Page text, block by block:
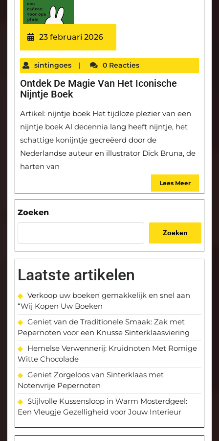
23 februari 2026
sintingoes | 0 Reacties
Ontdek De Magie Van Het Iconische
Nijntje Boek
Artikel: nijntje boek Het tijdloze plezier van een
nijntje boek Al decennia lang heeft nijntje, het
schattige konijntje gecreëerd door de
Nederlandse auteur en illustrator Dick Bruna, de
harten van
Lees Meer
Zoeken
Zoeken
Laatste artikelen
Verkoop uw boeken gemakkelijk en snel aan
“Wij Kopen Uw Boeken
Geniet van de Traditionele Smaak: Zak met
Pepernoten voor een Knusse Sinterklaasviering
Hemelse Verwennerij: Kruidnoten Met Romige
Witte Chocolade
Geniet Zorgeloos van Sinterklaas met
Notenvrije Pepernoten
Stijlvolle Kussensloop in Warm Mosterdgeel:
Een Vleugje Gezelligheid voor Jouw Interieur